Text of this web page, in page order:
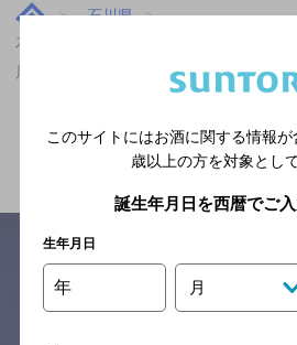
石川県
石川県,バー,ザ・プレミアム・モルツが
店
関連ページ
サイトマップ
このサイトにはお酒に関する情報が
歳以上の方を対象とし
誕生年月日を西暦でご入
生年月日
年 月